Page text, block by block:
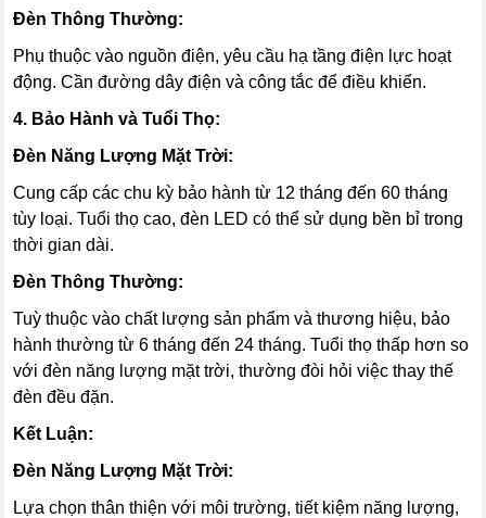
Đèn Thông Thường:
Phụ thuộc vào nguồn điện, yêu cầu hạ tầng điện lực hoạt
động. Cần đường dây điện và công tắc để điều khiển.
4. Bảo Hành và Tuổi Thọ:
Đèn Năng Lượng Mặt Trời:
Cung cấp các chu kỳ bảo hành từ 12 tháng đến 60 tháng
tùy loại. Tuổi thọ cao, đèn LED có thể sử dụng bền bỉ trong
thời gian dài.
Đèn Thông Thường:
Tuỳ thuộc vào chất lượng sản phẩm và thương hiệu, bảo
hành thường từ 6 tháng đến 24 tháng. Tuổi thọ thấp hơn so
với đèn năng lượng mặt trời, thường đòi hỏi việc thay thế
đèn đều đặn.
Kết Luận:
Đèn Năng Lượng Mặt Trời:
Lựa chọn thân thiện với môi trường, tiết kiệm năng lượng,